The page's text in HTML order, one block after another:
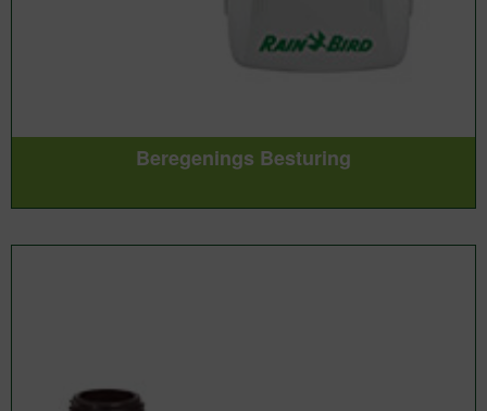
Beregenings Besturing